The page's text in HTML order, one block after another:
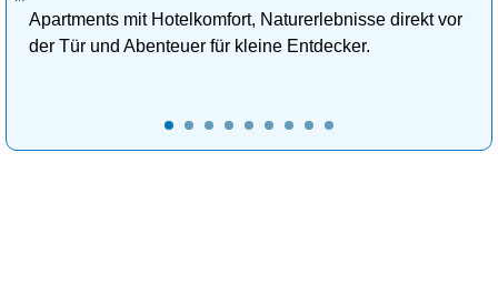
Apartments mit Hotelkomfort, Naturerlebnisse direkt vor
der Tür und Abenteuer für kleine Entdecker.